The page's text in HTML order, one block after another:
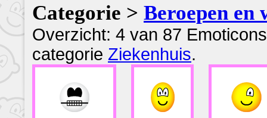
Categorie > Beroepen en
Overzicht: 4 van 87
categorie Ziekenhuis.